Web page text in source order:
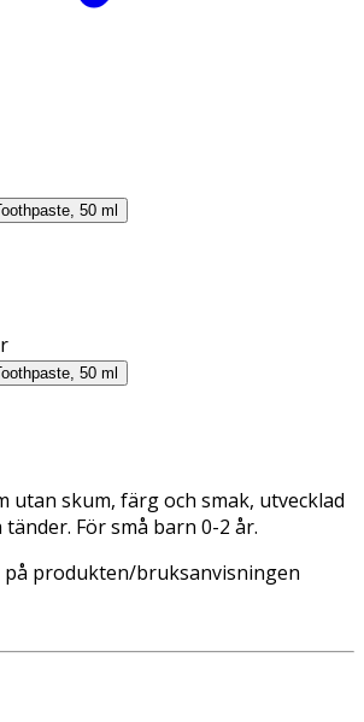
50 ml
50 ml
utan skum, färg och smak, utvecklad
För små barn 0-2 år.
på produkten/bruksanvisningen